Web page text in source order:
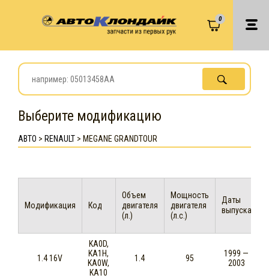
0
Выберите модификацию
АВТО > RENAULT > MEGANE GRANDTOUR
Модификация Код
Объем
двигателя
(л.)
Мощность
двигателя
(л.с.)
Даты
выпуска
1.4 16V
KA0D,
KA1H,
KA0W,
KA10
1.4 95
1999 —
2003